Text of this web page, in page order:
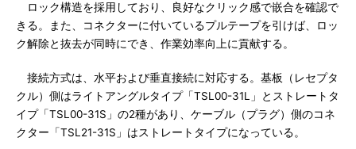
ロック構造を採用しており、良好なクリック感で嵌合を確認で
きる。また、コネクターに付いているプルテープを引けば、ロッ
ク解除と抜去が同時にでき、作業効率向上に貢献する。
接続方式は、水平および垂直接続に対応する。基板（レセプタ
クル）側はライトアングルタイプ「TSL00-31L」とストレートタ
イプ「TSL00-31S」の2種があり、ケーブル（プラグ）側のコネ
クター「TSL21-31S」はストレートタイプになっている。